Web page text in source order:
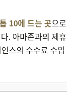
톱 10에 드는 곳으
. 아마존과의 제휴
스의 수수료 수입